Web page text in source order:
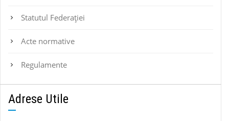
Statutul Federaţiei
Acte normative
Regulamente
Adrese Utile